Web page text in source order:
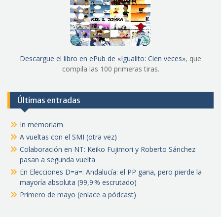
Descargue el libro en ePub de «Igualito: Cien veces», que
compila las 100 primeras tiras.
Últimas entradas
In memoriam
A vueltas con el SMI (otra vez)
Colaboración en NT: Keiko Fujimori y Roberto Sánchez
pasan a segunda vuelta
En Elecciones D=a=: Andalucía: el PP gana, pero pierde la
mayoría absoluta (99,9 % escrutado)
Primero de mayo (enlace a pódcast)